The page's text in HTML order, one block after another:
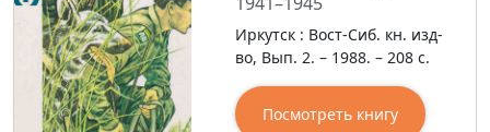
Иркутск : Вост-Сиб. кн. изд-
во, Вып. 2. – 1988. – 208 с.
Посмотреть книгу